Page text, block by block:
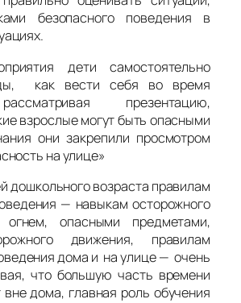
безопасного поведения в
дети самостоятельно
как вести себя во время
презентацию,
взрослые могут быть опасными
они закрепили просмотром
на улице»
дошкольного возраста правилам
— навыкам осторожного
опасными предметами,
движения, правилам
дома и на улице — очень
что большую часть времени
дома, главная роль обучения